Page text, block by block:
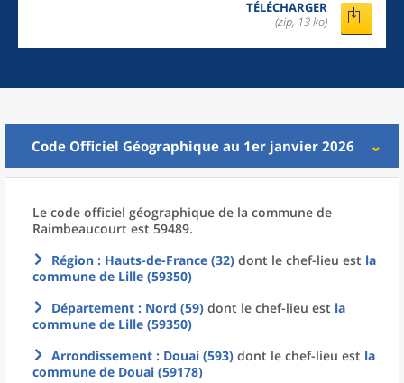
TÉLÉCHARGER
(zip, 13 ko)
Code Officiel Géographique au 1er janvier 2026
Le code officiel géographique de la commune de
Raimbeaucourt est 59489.
Région : Hauts-de-France (32) dont le chef-lieu est la
commune de Lille (59350)
Département : Nord (59) dont le chef-lieu est la
commune de Lille (59350)
Arrondissement : Douai (593) dont le chef-lieu est la
commune de Douai (59178)